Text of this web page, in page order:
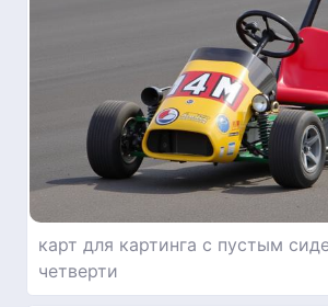
карт для картинга с пустым
четверти